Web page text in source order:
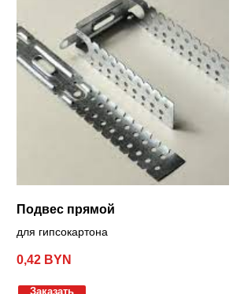
Подвес прямой
для гипсокартона
0,42 BYN
Заказать